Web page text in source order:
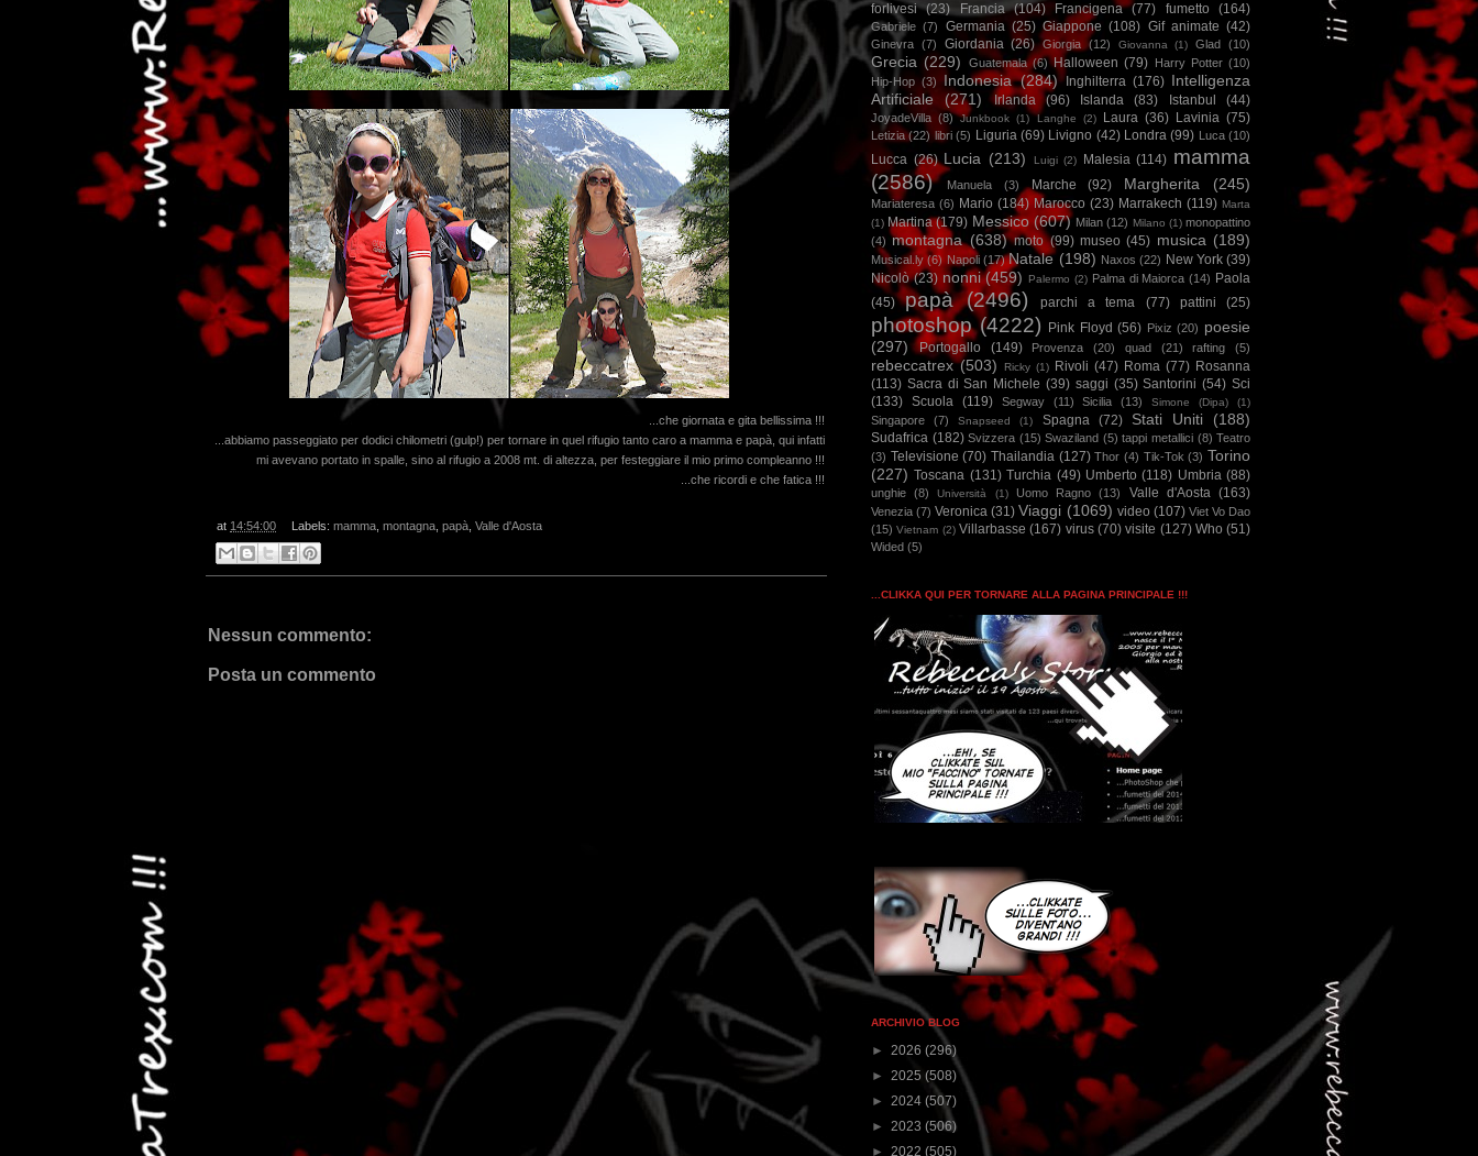
...che giornata e gita bellissima !!!
...abbiamo passeggiato per dodici chilometri (gulp!) per tornare in quel rifugio tanto caro a mamma e papà, qui infatti
mi avevano portato in spalle, sino al rifugio a 2008 mt. di altezza, per festeggiare il mio primo compleanno !!!
...che ricordi e che fatica !!!
at 14:54:00 Labels: mamma, montagna, papà, Valle d'Aosta
Nessun commento:
Posta un commento
forlivesi (23) Francia (104) Francigena (77) fumetto (164)
Gabriele (7) Germania (25) Giappone (108) Gif animate (42)
Ginevra (7) Giordania (26) Giorgia (12) Giovanna (1) Glad (10)
Grecia (229) Guatemala (6) Halloween (79) Harry Potter (10)
Hip-Hop (3) Indonesia (284) Inghilterra (176) Intelligenza
Artificiale
(271) Irlanda (96) Islanda (83) Istanbul (44)
JoyadeVilla (8) Junkbook (1) Langhe (2) Laura (36) Lavinia (75)
Letizia (22) libri (5) Liguria (69) Livigno (42) Londra (99) Luca (10)
Lucca (26) Lucia (213) Luigi (2) Malesia (114) mamma
(2586)
Manuela (3) Marche (92) Margherita (245)
Mariateresa (6) Mario (184) Marocco (23) Marrakech (119) Marta
(1) Martina (179) Messico (607) Milan (12) Milano (1) monopattino
(4) montagna (638) moto (99) museo (45) musica (189)
Musical.ly (6) Napoli (17) Natale (198) Naxos (22) New York (39)
Nicolò (23) nonni (459) Palermo (2) Palma di Maiorca (14) Paola
(45)
papà (2496) parchi a tema (77) pattini (25)
photoshop (4222) Pink Floyd (56) Pixiz (20) poesie
(297)
Portogallo (149) Provenza (20) quad (21) rafting (5)
rebeccatrex (503) Ricky (1) Rivoli (47) Roma (77) Rosanna
(113) Sacra di San Michele (39) saggi (35) Santorini (54) Sci
(133) Scuola (119) Segway (11) Sicilia (13) Simone (Dipa) (1)
Singapore (7) Snapseed (1) Spagna (72) Stati Uniti (188)
Sudafrica (182) Svizzera (15) Swaziland (5) tappi metallici (8) Teatro
(3) Televisione (70) Thailandia (127) Thor (4) Tik-Tok (3) Torino
(227) Toscana (131) Turchia (49) Umberto (118) Umbria (88)
unghie (8) Università (1) Uomo Ragno (13) Valle d'Aosta (163)
Venezia (7) Veronica (31) Viaggi (1069) video (107) Viet Vo Dao
(15) Vietnam (2) Villarbasse (167) virus (70) visite (127) Who (51)
Wided (5)
...CLIKKA QUI PER TORNARE ALLA PAGINA PRINCIPALE !!!
ARCHIVIO BLOG
► 2026 (296)
► 2025 (508)
► 2024 (507)
► 2023 (506)
► 2022 (505)